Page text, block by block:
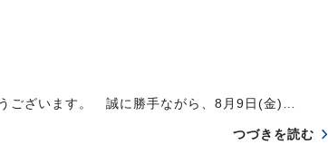
ございます。 誠に勝手ながら、8月9日(金)…
つづきを読む